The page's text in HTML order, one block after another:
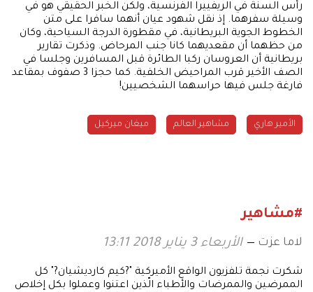
رأس السنة في الريفييرا الفرنسية، ولكن الخبر الحقيقي هو في
وسيلة سفرهما. إذ نقل شهود عيان أنهما سافرا على متن
الخطوط الجوية البريطانية، في مقطورة الدرجة السياحية، وكان
من حظهما أن مقعديهما كانا جنب المرحاض. وذكرت تقارير
بريطانية أن العروسان ركبا الطائرة قبل المسافرين وجلسا في
الصف الأخير قرب المراحيض الخلفية. كما حجزا 3 صفوف بمقاعد
فارغة جلس فيها حراسهما الشخصيين!
الأمير هاري مشاهير العالم ميغان ميركيل
#مشاهير
لاما عزت الأربعاء 3 يناير 2018 13:11
شكرت نجمة تلفزيون الواقع الأميركية "?كيم كارديشيان?" كل
الممرضين والممرضات والأطباء الّذين اعتنوا وعملوا بكل إخلاص